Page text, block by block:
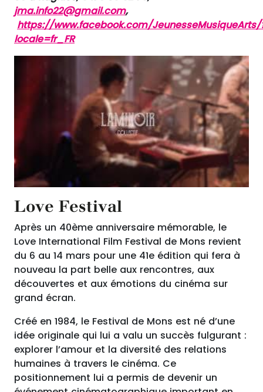
jma.info22@gmail.com,
https://www.facebook.com/JeunesseMusiqueArts/
locale=fr_FR
Love Festival
Après un 40ème anniversaire mémorable, le
Love International Film Festival de Mons revient
du 6 au 14 mars pour une 41e édition qui fera à
nouveau la part belle aux rencontres, aux
découvertes et aux émotions du cinéma sur
grand écran.
Créé en 1984, le Festival de Mons est né d’une
idée originale qui lui a valu un succès fulgurant :
explorer l’amour et la diversité des relations
humaines à travers le cinéma. Ce
positionnement lui a permis de devenir un